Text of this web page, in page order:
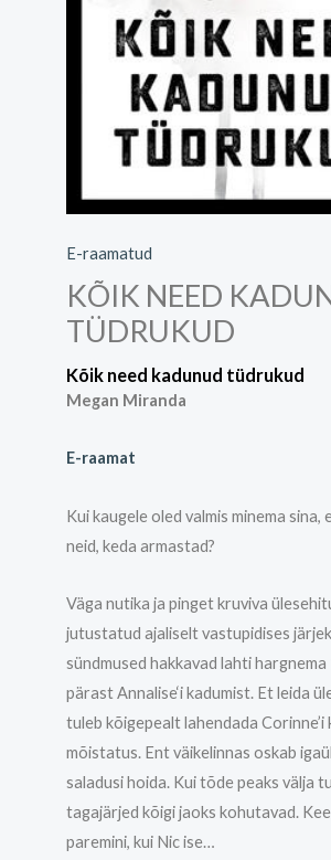
E-raamatud
KÕIK NEED
TÜDRUKUD
Kõik need kadunud tüdrukud
Megan Miranda
E-raamat
Kui kaugele oled valmis minema sina,
neid, keda armastad?
Väga nutika ja pinget kruviva
jutustatud ajaliselt vastupidises
sündmused hakkavad lahti hargnema
pärast Annalise‘i kadumist. Et leida
tuleb kõigepealt lahendada Corinne’i
mõistatus. Ent väikelinnas oskab
saladusi hoida. Kui tõde peaks välja
tagajärjed kõigi jaoks kohutavad.
paremini, kui Nic ise…